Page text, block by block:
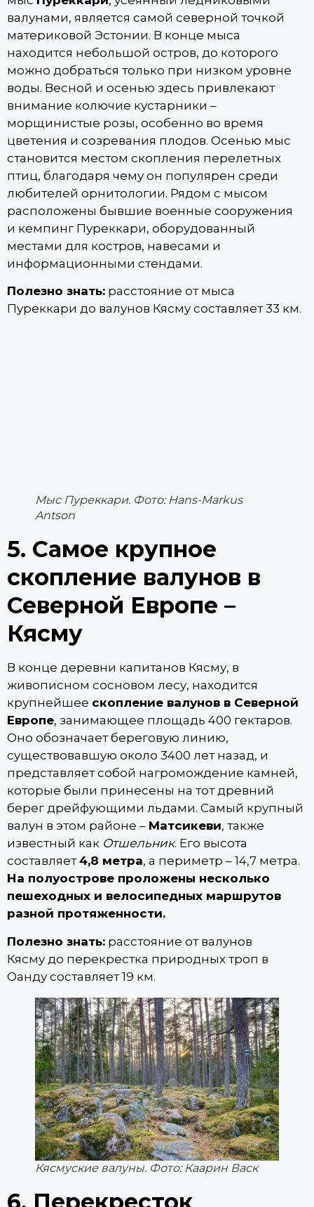
валунами, является самой северной точкой
материковой Эстонии. В конце мыса
находится небольшой остров, до которого
можно добраться только при низком уровне
воды. Весной и осенью здесь привлекают
внимание колючие кустарники –
морщинистые розы, особенно во время
цветения и созревания плодов. Осенью мыс
становится местом скопления перелетных
птиц, благодаря чему он популярен среди
любителей орнитологии. Рядом с мысом
расположены бывшие военные сооружения
и кемпинг Пуреккари, оборудованный
местами для костров, навесами и
информационными стендами.
Полезно знать: расстояние от мыса
Пуреккари до валунов Кясму составляет 33 км.
Мыс Пуреккари. Фото: Hans-Markus
Antson
5. Самое крупное
скопление валунов в
Северной Европе –
Кясму
В конце деревни капитанов Кясму, в
живописном сосновом лесу, находится
крупнейшее скопление валунов в Северной
Европе, занимающее площадь 400 гектаров.
Оно обозначает береговую линию,
существовавшую около 3400 лет назад, и
представляет собой нагромождение камней,
которые были принесены на тот древний
берег дрейфующими льдами. Самый крупный
валун в этом районе – Матсикеви, также
известный как Отшельник. Его высота
составляет4,8 метра, а периметр – 14,7 метра.
На полуострове проложены несколько
пешеходных и велосипедных маршрутов
разной протяженности.
Полезно знать: расстояние от валунов
Кясму до перекрестка природных троп в
Оанду составляет 19 км.
Кясмуские валуны. Фото: Каарин Васк